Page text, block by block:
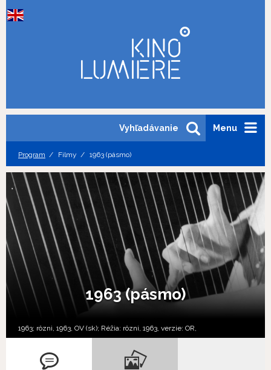
Menu
Vyhľadávanie
Program Filmy 1963 (pásmo)
1963 (pásmo)
1963; rôzni, 1963, OV (sk); Réžia: rôzni, 1963, verzie: OR,